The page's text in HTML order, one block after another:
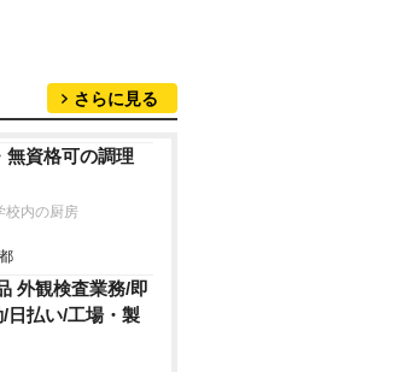
さらに見る
無資格可の調理
校内の厨房
外観検査業務/即
日払い/工場・製